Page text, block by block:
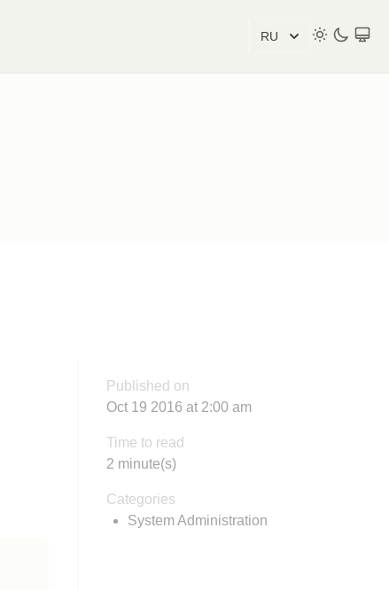
RU
Published on
Oct 19 2016 at 2:00 am
Time to read
2 minute(s)
Categories
System Administration